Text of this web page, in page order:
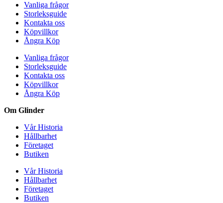
Vanliga frågor
Storleksguide
Kontakta oss
Köpvillkor
Ångra Köp
Vanliga frågor
Storleksguide
Kontakta oss
Köpvillkor
Ångra Köp
Om Glinder
Vår Historia
Hållbarhet
Företaget
Butiken
Vår Historia
Hållbarhet
Företaget
Butiken